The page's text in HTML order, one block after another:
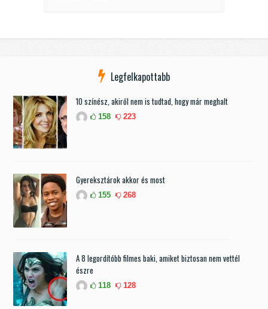
Legfelkapottabb
10 színész, akiről nem is tudtad, hogy már meghalt
158 223
Gyereksztárok akkor és most
155 268
A 8 legordítóbb filmes baki, amiket biztosan nem vettél
észre
118 128